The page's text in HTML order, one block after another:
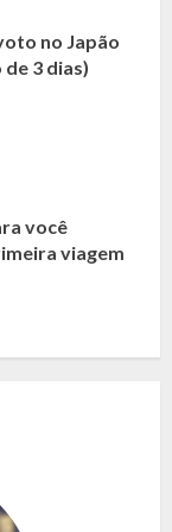
no Japão
3 dias)
você
viagem